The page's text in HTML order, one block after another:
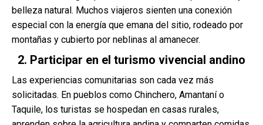
belleza natural. Muchos viajeros sienten una conexión
especial con la energía que emana del sitio, rodeado por
montañas y cubierto por neblinas al amanecer.
2. Participar en el turismo vivencial andino
Las experiencias comunitarias son cada vez más
solicitadas. En pueblos como Chinchero, Amantaní o
Taquile, los turistas se hospedan en casas rurales,